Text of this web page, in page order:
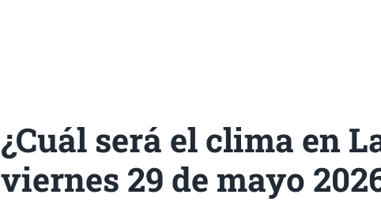
¿Cuál será el clima en
viernes 29 de mayo